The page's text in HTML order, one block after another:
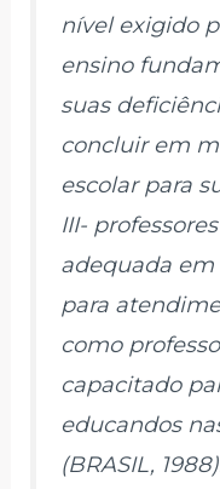
nível exigido
ensino
suas
concluir em
escolar para
III-
adequada
para
como
capacitado
educandos
(BRASIL,